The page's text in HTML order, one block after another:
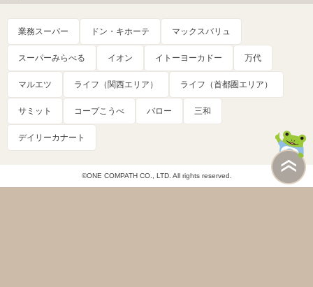
業務スーパー ドン・キホーテ マックスバリュ
スーパーみらべる イオン イトーヨーカドー 万代
マルエツ ライフ（関西エリア） ライフ（首都圏エリア）
サミット コープこうべ バロー 三和
デイリーカナート
©ONE COMPATH CO., LTD. All rights reserved.